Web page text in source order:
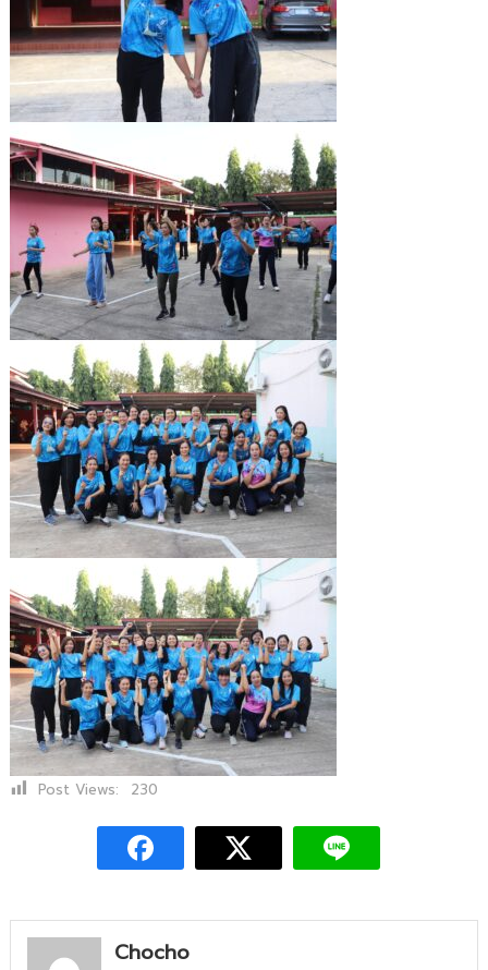
Post Views: 230
Chocho